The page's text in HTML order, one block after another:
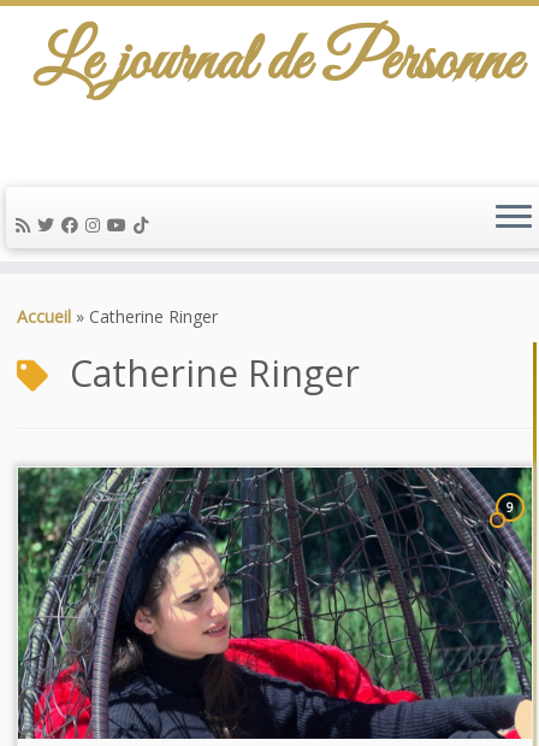
au
Le journal de Personne
Accueil » Catherine Ringer
Catherine Ringer
9